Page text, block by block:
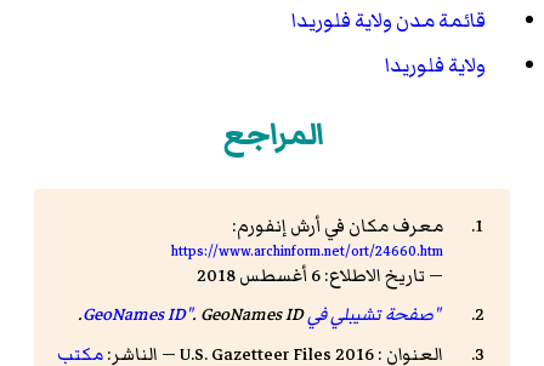
قائمة مدن ولاية فلوريدا
ولاية فلوريدا
المراجع
معرف مكان في أرش إنفورم:
https://www.archinform.net/ort/24660.htm
— تاريخ الاطلاع: 6 أغسطس 2018
"صفحة تشيبلي في GeoNames ID"
. GeoNames ID
.
العنوان : 2016 U.S. Gazetteer Files — الناشر:
مكتب